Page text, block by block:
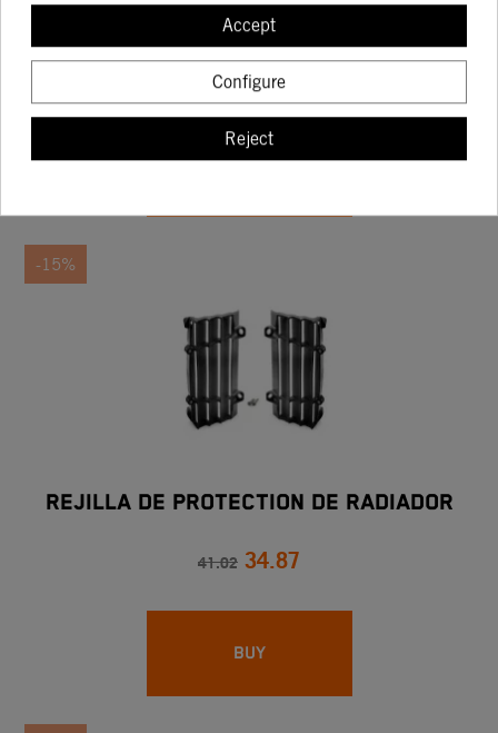
RADIATOR PROTECTION BLACK 07
15.49 13.16
-15%
REJILLA DE PROTECTION DE RADIADOR
41.02 34.87
BUY
Accept
Configure
Reject